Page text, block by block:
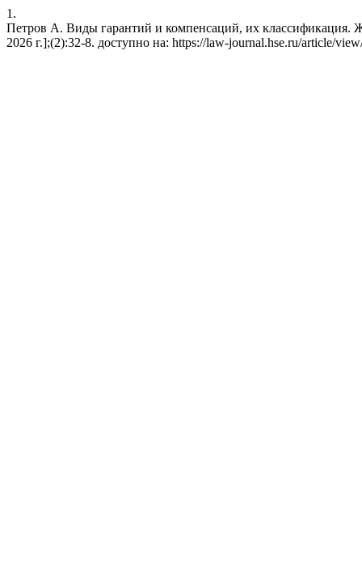
1.
Петров А. Виды гарантий и компенсаций, их классификация.
2026 г.];(2):32-8. доступно на: https://law-journal.hse.ru/article/